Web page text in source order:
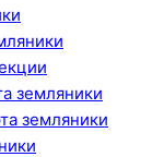
земляники
земляники